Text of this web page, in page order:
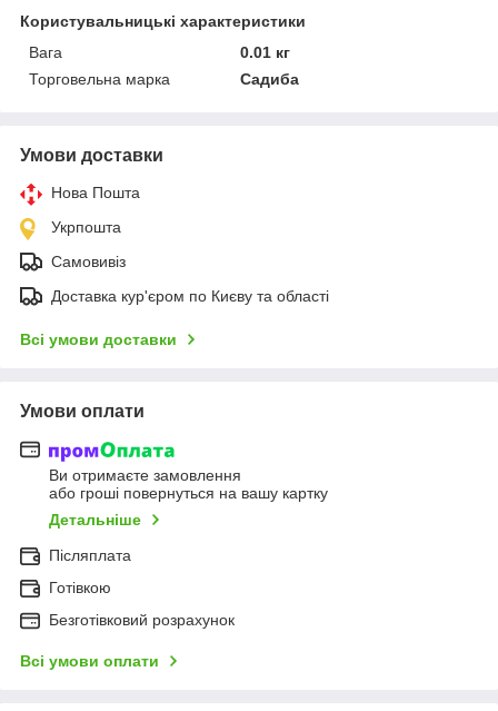
Користувальницькі характеристики
Вага
0.01 кг
Торговельна марка
Садиба
Умови доставки
Нова Пошта
Укрпошта
Самовивіз
Доставка кур'єром по Києву та області
Всі умови доставки
Умови оплати
Ви отримаєте замовлення
або гроші повернуться на вашу картку
Детальніше
Післяплата
Готівкою
Безготівковий розрахунок
Всі умови оплати